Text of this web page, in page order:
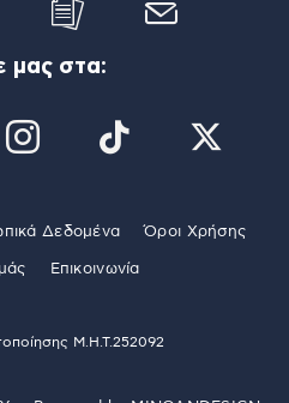
μας στα:
Δεδομένα Όροι Χρήσης
Επικοινωνία
Μ.Η.Τ.252092